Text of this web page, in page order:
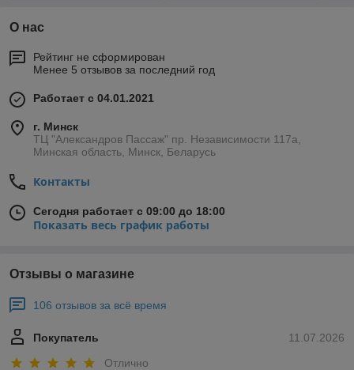
О нас
Рейтинг не сформирован
Менее 5 отзывов за последний год
Работает с 04.01.2021
г. Минск
ТЦ "Александров Пассаж" пр. Независимости 117а,
Минская область, Минск, Беларусь
Контакты
Сегодня работает с 09:00 до 18:00
Показать весь график работы
Отзывы о магазине
106 отзывов за всё время
11.07.2026
Покупатель
Отлично